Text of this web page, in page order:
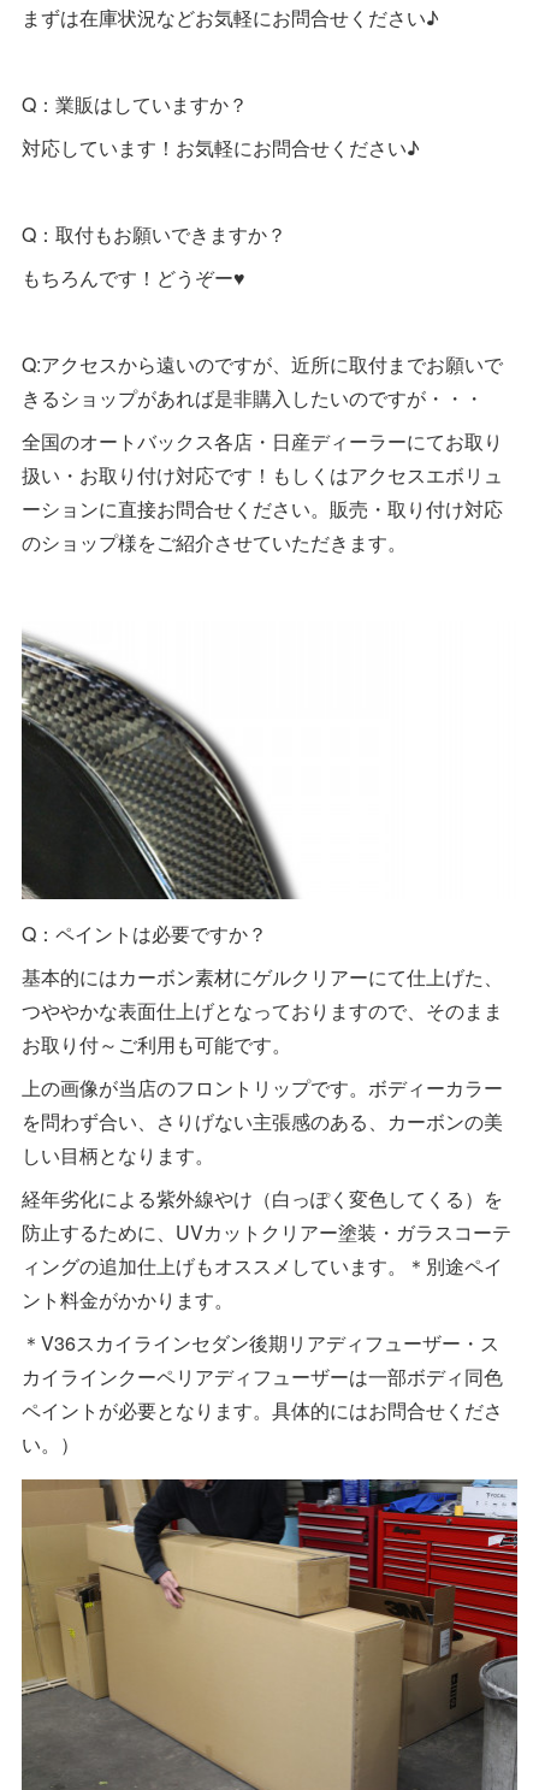
まずは在庫状況などお気軽にお問合せください♪
Q：業販はしていますか？
対応しています！お気軽にお問合せください♪
Q：取付もお願いできますか？
もちろんです！どうぞー♥
Q:アクセスから遠いのですが、近所に取付までお願いで
きるショップがあれば是非購入したいのですが・・・
全国のオートバックス各店・日産ディーラーにてお取り
扱い・お取り付け対応です！もしくはアクセスエボリュ
ーションに直接お問合せください。販売・取り付け対応
のショップ様をご紹介させていただきます。
Q：ペイントは必要ですか？
基本的にはカーボン素材にゲルクリアーにて仕上げた、
つややかな表面仕上げとなっておりますので、そのまま
お取り付～ご利用も可能です。
上の画像が当店のフロントリップです。ボディーカラー
を問わず合い、さりげない主張感のある、カーボンの美
しい目柄となります。
経年劣化による紫外線やけ（白っぽく変色してくる）を
防止するために、UVカットクリアー塗装・ガラスコーテ
ィングの追加仕上げもオススメしています。＊別途ペイ
ント料金がかかります。
＊V36スカイラインセダン後期リアディフューザー・ス
カイラインクーペリアディフューザーは一部ボディ同色
ペイントが必要となります。具体的にはお問合せくださ
い。）